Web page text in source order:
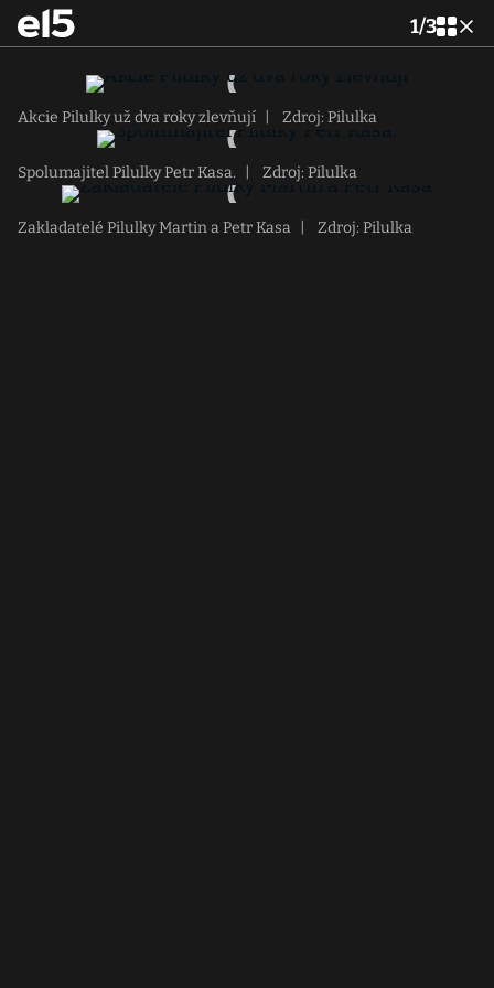
1/3
Akcie Pilulky už dva roky zlevňují Zdroj: Pilulka
Spolumajitel Pilulky Petr Kasa. Zdroj: Pilulka
Zakladatelé Pilulky Martin a Petr Kasa Zdroj: Pilulka